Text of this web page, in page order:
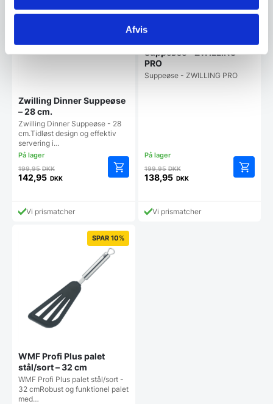
Afvis
Zwilling Dinner Suppeøse
– 28 cm.
Zwilling Dinner Suppeøse - 28
cm.Tidløst design og effektiv
servering i…
199,95DKKDen
oprindelige
var:
199,95 DKK.
142,95 DKK
aktuelle
prisVi prismatcher
Suppeøse – ZWILLING
PRO
Suppeøse - ZWILLING PRO
199,95DKKDen
oprindelige
var:
199,95 DKK.
138,95 DKK
aktuelle
prisVi prismatcher
SPAR 10%
WMF Profi Plus palet
stål/sort – 32 cm
WMF Profi Plus palet stål/sort -
32 cmRobust og funktionel palet
med…